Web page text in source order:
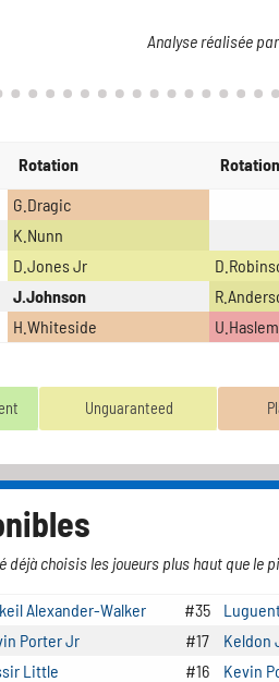
Analyse réalisée
Rotation Rotation
G.Dragic
K.Nunn
D.Jones Jr
J.Johnson
H.Whiteside U.Haslem
Unguaranteed
choisis les joueurs plus haut que le
Alexander-Walker #35
Porter Jr #17 Keldon
Little #16 Kevin